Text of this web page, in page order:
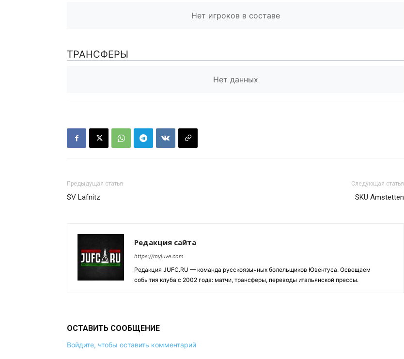
Нет игроков в составе
ТРАНСФЕРЫ
Нет данных
Предыдущая статья
SV Lafnitz
Следующая статья
SKU Amstetten
Редакция сайта
https://myjuve.com
Редакция JUFC.RU — команда русскоязычных болельщиков Ювентуса. Освещаем
события клуба с 2002 года: матчи, трансферы, переводы итальянской прессы.
ОСТАВИТЬ СООБЩЕНИЕ
Войдите, чтобы оставить комментарий